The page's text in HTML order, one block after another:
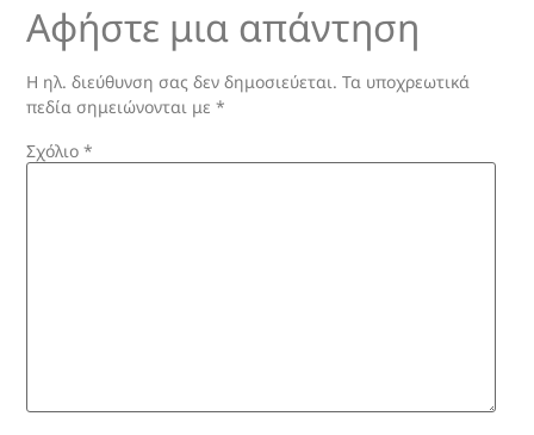
Αφήστε μια απάντηση
Η ηλ. διεύθυνση σας δεν δημοσιεύεται. Τα υποχρεωτικά
πεδία σημειώνονται με*
Σχόλιο*